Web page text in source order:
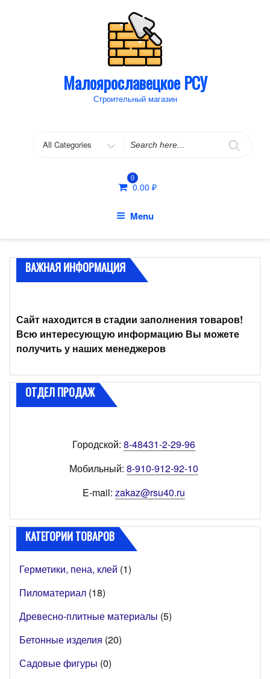
Малоярославецкое РСУ
Строительный магазин
Search
0
0.00₽
Menu
ВАЖНАЯ ИНФОРМАЦИЯ
Сайт находится в стадии заполнения товаров!
Всю интересующую информацию Вы можете
получить у наших менеджеров
ОТДЕЛ ПРОДАЖ
Городской: 8-48431-2-29-96
Мобильный: 8-910-912-92-10
E-mail: zakaz@rsu40.ru
КАТЕГОРИИ ТОВАРОВ
Герметики, пена, клей (1)
Пиломатериал (18)
Древесно-плитные материалы (5)
Бетонные изделия (20)
Садовые фигуры (0)